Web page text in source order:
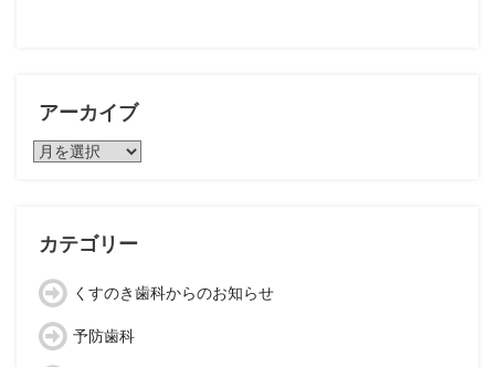
アーカイブ
ア
ブ
カテゴリー
くすのき歯科からのお知らせ
予防歯科